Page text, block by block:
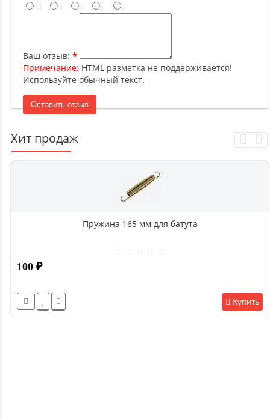
Ваш отзыв:
Примечание: HTML разметка не поддерживается!
Используйте обычный текст.
Оставить отзыв
Хит продаж
Пружина 165 мм для батута
100 ₽
Купить